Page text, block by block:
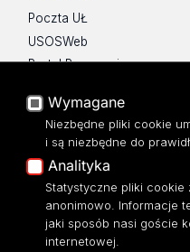
Poczta UŁ
USOSWeb
Portal Pracowniczy
Platforma e-learningowa
Moodle
Eksperci UŁ
Polityka Prywatności
Dostępność
Wymagane
Niezbędne pliki cookie
i są niezbędne do
Analityka
Statystyczne pliki cookie
anonimowo. Informacje
jaki sposób nasi goście
internetowej.